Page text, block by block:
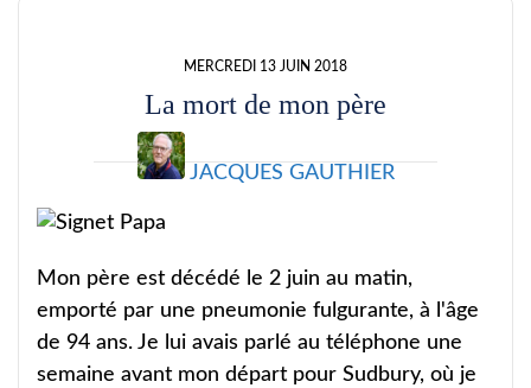
MERCREDI 13 JUIN 2018
La mort de mon père
JACQUES GAUTHIER
Mon père est décédé le 2 juin au matin,
emporté par une pneumonie fulgurante, à l'âge
de 94 ans. Je lui avais parlé au téléphone une
semaine avant mon départ pour Sudbury, où je